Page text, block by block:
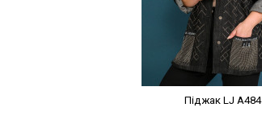
Піджак LJ A484